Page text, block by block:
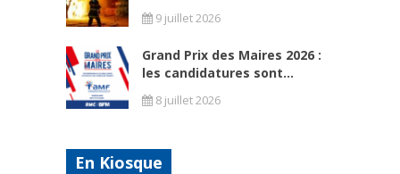
9 juillet 2026
Grand Prix des Maires 2026 :
les candidatures sont...
8 juillet 2026
En Kiosque